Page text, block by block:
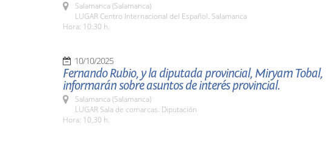
Salamanca (Salamanca)
LUGAR Centro Internacional del Español. Salamanca
Hora: 10:30 h.
10/10/2025
Fernando Rubio, y la diputada provincial, Miryam Tobal,
informarán sobre asuntos de interés provincial.
Salamanca (Salamanca)
LUGAR Sala de comarcas. Diputación
Hora: 10,30 h.